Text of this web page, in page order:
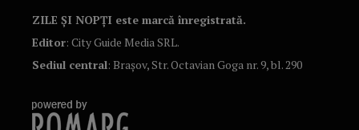
ZILE ȘI NOPȚI este marcă înregistrată.
Editor: City Guide Media SRL.
Sediul central: Brașov, Str. Octavian Goga nr. 9, bl. 290